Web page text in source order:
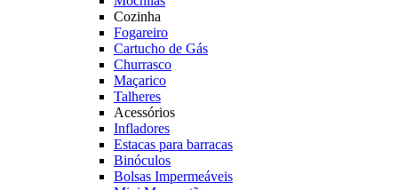
Cozinha
Fogareiro
Cartucho de Gás
Churrasco
Maçarico
Talheres
Acessórios
Infladores
Estacas para barracas
Binóculos
Bolsas Impermeáveis